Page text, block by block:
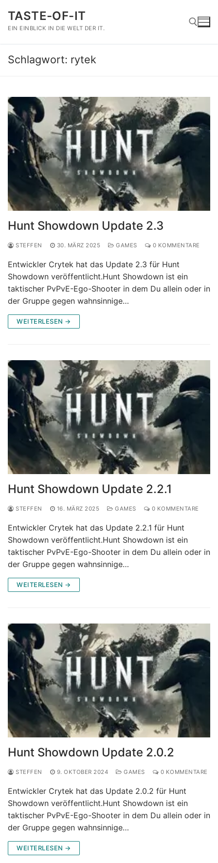
Inhalt
springen
TASTE-OF-IT
EIN EINBLICK IN DIE WELT DER IT.
Schlagwort: rytek
Hunt Showdown Update 2.3
STEFFEN 30. MÄRZ 2025 GAMES 0 KOMMENTARE
Entwickler Crytek hat das Update 2.3 für Hunt
Showdown veröffentlicht.Hunt Showdown ist ein
taktischer PvPvE-Ego-Shooter in dem Du allein oder in
der Gruppe gegen wahnsinnige…
WEITERLESEN →
Hunt Showdown Update 2.2.1
STEFFEN 16. MÄRZ 2025 GAMES 0 KOMMENTARE
Entwickler Crytek hat das Update 2.2.1 für Hunt
Showdown veröffentlicht.Hunt Showdown ist ein
taktischer PvPvE-Ego-Shooter in dem Du allein oder in
der Gruppe gegen wahnsinnige…
WEITERLESEN →
Hunt Showdown Update 2.0.2
STEFFEN 9. OKTOBER 2024 GAMES 0 KOMMENTARE
Entwickler Crytek hat das Update 2.0.2 für Hunt
Showdown veröffentlicht.Hunt Showdown ist ein
taktischer PvPvE-Ego-Shooter in dem Du allein oder in
der Gruppe gegen wahnsinnige…
WEITERLESEN →